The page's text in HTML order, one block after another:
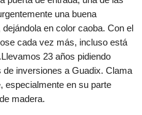
una buena
en color caoba. Con el
cada vez más, incluso está
23 años pidiendo
inversiones a Guadix. Clama
especialmente en su parte
madera.